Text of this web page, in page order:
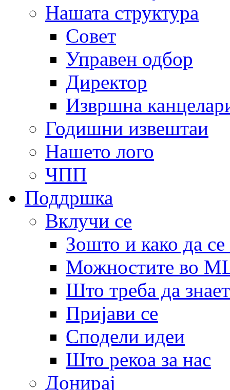
Нашата структура
Совет
Управен одбор
Директор
Извршна
Годишни извештаи
Нашето лого
ЧПП
Поддршка
Вклучи се
Зошто и како да
Можностите во
Што треба да
Пријави се
Сподели идеи
Што рекоа за нас
Донирај